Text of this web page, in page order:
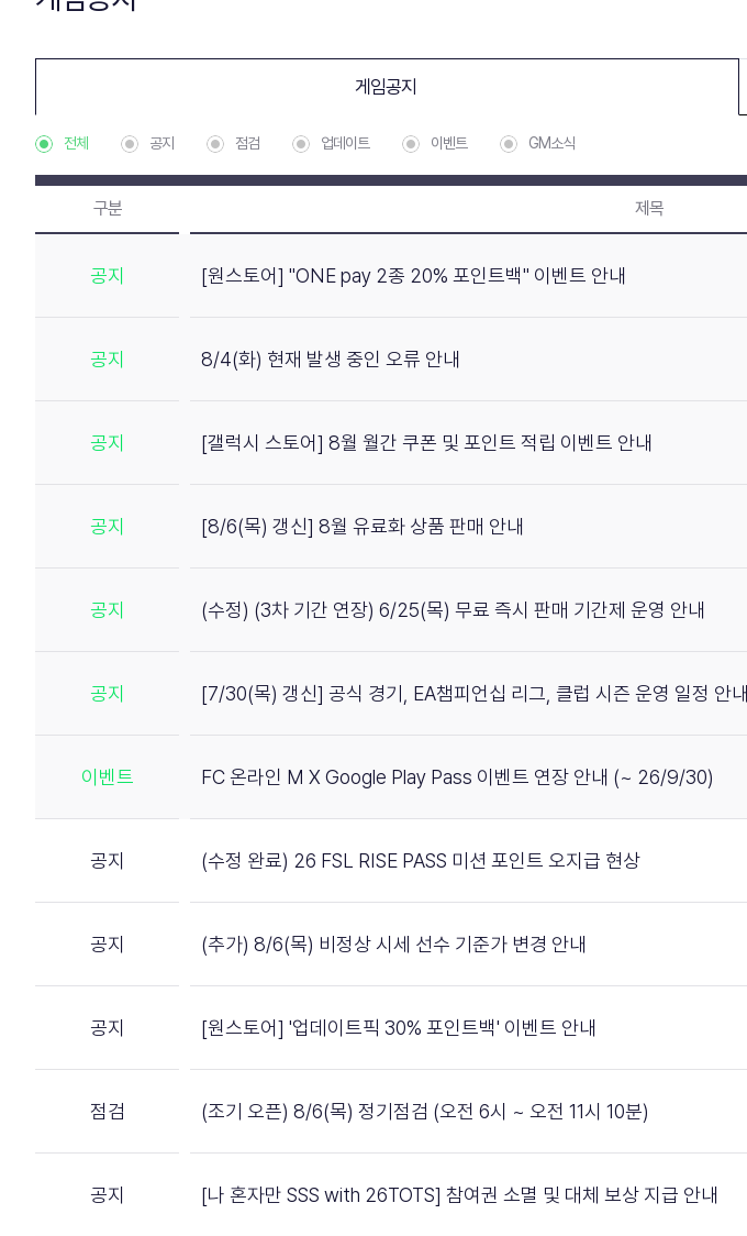
게임공지
전체 공지 점검 업데이트 이벤트 GM소식
구분 제목
공지 [원스토어] "ONE pay 2종 20% 포인트백" 이벤트 안내
공지 8/4(화) 현재 발생 중인 오류 안내
공지 [갤럭시 스토어] 8월 월간 쿠폰 및 포인트 적립 이벤트 안내
공지 [8/6(목) 갱신] 8월 유료화 상품 판매 안내
공지 (수정) (3차 기간 연장) 6/25(목) 무료 즉시 판매 기간제 운영 안내
공지 [7/30(목) 갱신] 공식 경기, EA챔피언십 리그, 클럽 시즌 운영 일정 안내
이벤트 FC 온라인 M X Google Play Pass 이벤트 연장 안내 (~ 26/9/30)
공지 (수정 완료) 26 FSL RISE PASS 미션 포인트 오지급 현상
공지 (추가) 8/6(목) 비정상 시세 선수 기준가 변경 안내
공지 [원스토어] '업데이트픽 30% 포인트백' 이벤트 안내
점검 (조기 오픈) 8/6(목) 정기점검 (오전 6시 ~ 오전 11시 10분)
공지 [나 혼자만 SSS with 26TOTS] 참여권 소멸 및 대체 보상 지급 안내